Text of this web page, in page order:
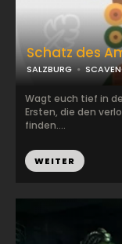
Schatz des
SALZBURG
Wagt euch tief in
Ersten, die den
finden....
WEITER